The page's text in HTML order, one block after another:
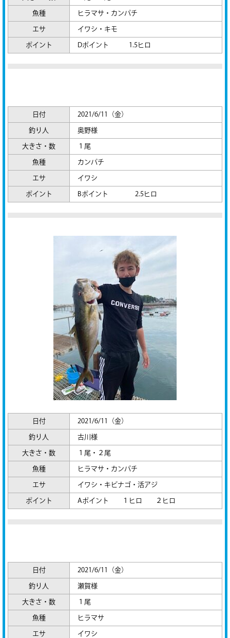
魚種 ヒラマサ・カンパチ
エサ イワシ・キモ
ポイント Dポイント 1.5ヒロ
日付 2021/6/11（金）
釣り人 奥野様
大きさ・数 １尾
魚種 カンパチ
エサ イワシ
ポイント Bポイント 2.5ヒロ
日付 2021/6/11（金）
釣り人 古川様
大きさ・数 １尾・２尾
魚種 ヒラマサ・カンパチ
エサ イワシ・キビナゴ・活アジ
ポイント Aポイント １ヒロ ２ヒロ
日付 2021/6/11（金）
釣り人 瀬賀様
大きさ・数 １尾
魚種 ヒラマサ
エサ イワシ